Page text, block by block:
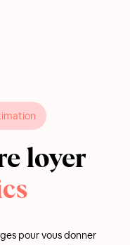
loyer
pour vous donner